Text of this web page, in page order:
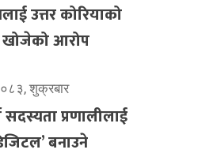
उत्तर कोरियाको
आरोप
शुक्रबार
सदस्यता प्रणालीलाई
बनाउने